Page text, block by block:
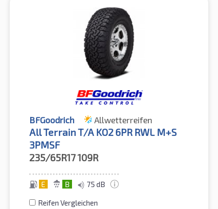
BFGoodrich Allwetterreifen
All Terrain T/A KO2 6PR RWL M+S
3PMSF
235/65R17109R
E B 75 dB
Reifen Vergleichen